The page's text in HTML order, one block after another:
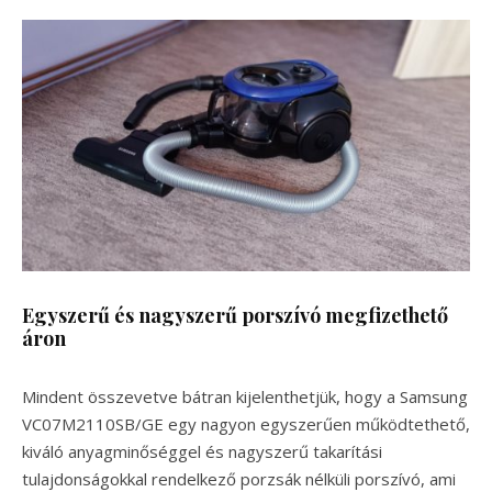
Egyszerű és nagyszerű porszívó megfizethető
áron
Mindent összevetve bátran kijelenthetjük, hogy a Samsung
VC07M2110SB/GE egy nagyon egyszerűen működtethető,
kiváló anyagminőséggel és nagyszerű takarítási
tulajdonságokkal rendelkező porzsák nélküli porszívó, ami